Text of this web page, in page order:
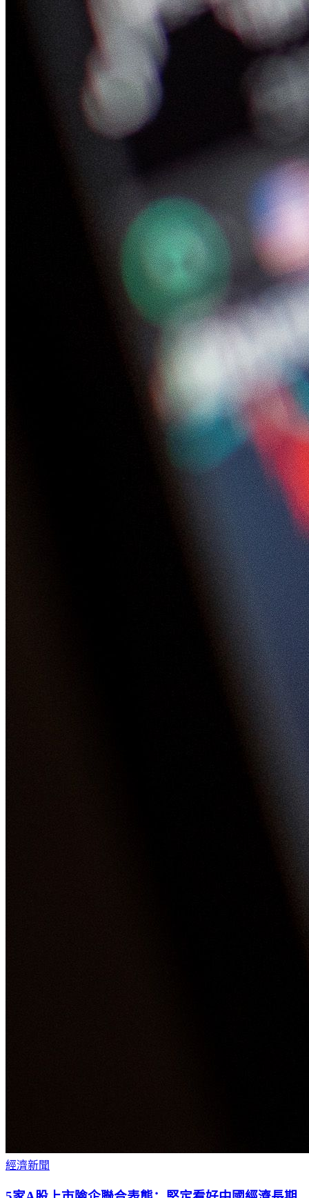
經濟新聞